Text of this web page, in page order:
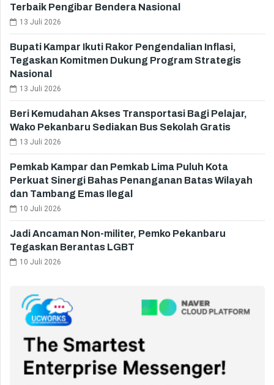
Terbaik Pengibar Bendera Nasional
13 Juli 2026
Bupati Kampar Ikuti Rakor Pengendalian Inflasi,
Tegaskan Komitmen Dukung Program Strategis
Nasional
13 Juli 2026
Beri Kemudahan Akses Transportasi Bagi Pelajar,
Wako Pekanbaru Sediakan Bus Sekolah Gratis
13 Juli 2026
Pemkab Kampar dan Pemkab Lima Puluh Kota
Perkuat Sinergi Bahas Penanganan Batas Wilayah
dan Tambang Emas Ilegal
10 Juli 2026
Jadi Ancaman Non-militer, Pemko Pekanbaru
Tegaskan Berantas LGBT
10 Juli 2026